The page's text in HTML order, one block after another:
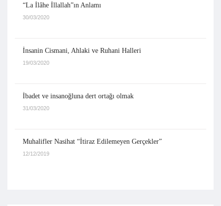
“La İlâhe İllallah”ın Anlamı
30/03/2020
İnsanin Cismani, Ahlaki ve Ruhani Halleri
19/03/2020
İbadet ve insanoğluna dert ortağı olmak
31/03/2020
Muhalifler Nasihat “İtiraz Edilemeyen Gerçekler”
12/12/2019